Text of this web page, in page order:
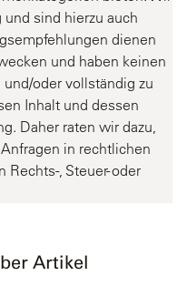
sind hierzu auch
dienen
und haben keinen
oder vollständig zu
Inhalt und dessen
Daher raten wir dazu,
in rechtlichen
, Steuer- oder
Artikel